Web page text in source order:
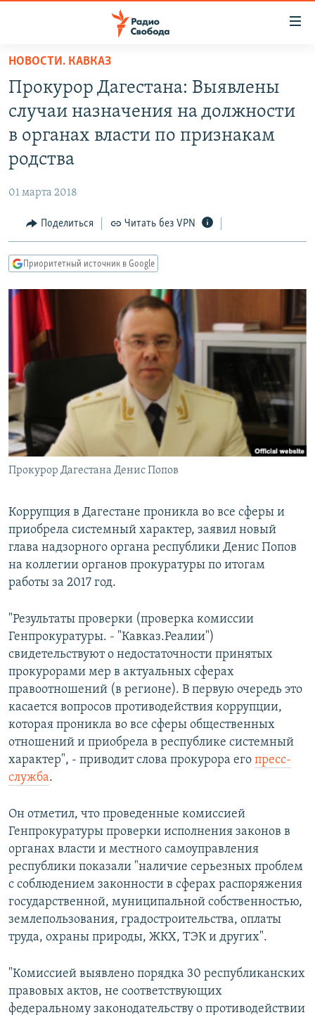
упрощенного
доступа
основному
содержанию
Вернутся
навигации
Вернутся
ПОДКАСТЫ
АВТОРСКИЕ ПРОЕКТЫ
КУЛЬТУРА
IDEL.РЕАЛИИ
КАВКАЗ.РЕАЛИИ
СИБИРЬ.РЕАЛИИ
РАСПИСАНИЕ ВЕЩАНИЯ
ПОДПИШИТЕСЬ НА РАССЫЛКУ
СОЦИАЛЬНЫЕ СЕТИ
НОВОСТИ. КАВКАЗ
Прокурор Дагестана: Выявлены
случаи назначения на должности
в органах власти по признакам
родства
01 марта 2018
Поделиться Читать без VPN
Приоритетный источник в Google
Прокурор Дагестана Денис Попов
Коррупция в Дагестане проникла во все сферы и
приобрела системный характер, заявил новый
глава надзорного органа республики Денис Попов
на коллегии органов прокуратуры по итогам
работы за 2017 год.
"Результаты проверки (проверка комиссии
Генпрокуратуры. - "Кавказ.Реалии")
свидетельствуют о недостаточности принятых
прокурорами мер в актуальных сферах
правоотношений (в регионе). В первую очередь это
касается вопросов противодействия коррупции,
которая проникла во все сферы общественных
отношений и приобрела в республике системный
характер", - приводит слова прокурора его пресс-
служба.
Он отметил, что проведенные комиссией
Генпрокуратуры проверки исполнения законов в
органах власти и местного самоуправления
республики показали "наличие серьезных проблем
с соблюдением законности в сферах распоряжения
государственной, муниципальной собственностью,
землепользования, градостроительства, оплаты
труда, охраны природы, ЖКХ, ТЭК и других".
"Комиссией выявлено порядка 30 республиканских
правовых актов, не соответствующих
федеральному законодательству о противодействии